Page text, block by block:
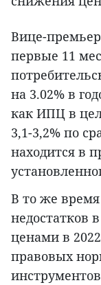
Вице-
первые 11
на 3.02% в
как ИПЦ в
3,1-3,2% по
находится в
В то же
недостатков
ценами в
правовых